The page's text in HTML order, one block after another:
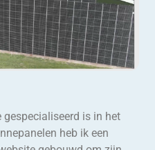
is in het
heb ik een